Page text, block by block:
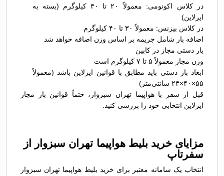
در کلاس اکونومی: معمولاً ۲۰ تا ۳۰ کیلوگرم (بسته به
ایرلاین)
در کلاس بیزنس: معمولاً ۳۰ تا ۴۰ کیلوگرم
اضافه بار شامل جریمه بر اساس وزن اضافه خواهد شد
بار دستی مجاز در کابین
وزن مجاز معمولاً ۵ تا ۷ کیلوگرم است
ابعاد بار دستی باید مطابق با قوانین ایرلاین باشد (معمولاً
۵۵×۴۰×۲۳ سانتی‌متر)
قبل از سفر با هواپیما تهران سبزوار، حتماً قوانین بار مجاز
ایرلاین انتخابی خود را بررسی کنید.
مزایای خرید بلیط هواپیما تهران سبزوار از
سفرتاپ
انتخاب یک سامانه معتبر برای خرید بلیط هواپیما تهران سبزوار